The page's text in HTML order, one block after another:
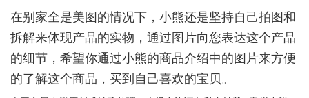
在别家全是美图的情况下，小熊还是坚持自己拍图和
拆解来体现产品的实物，通过图片向您表达这个产品
的细节，希望你通过小熊的商品介绍中的图片来方便
的了解这个商品，买到自己喜欢的宝贝。